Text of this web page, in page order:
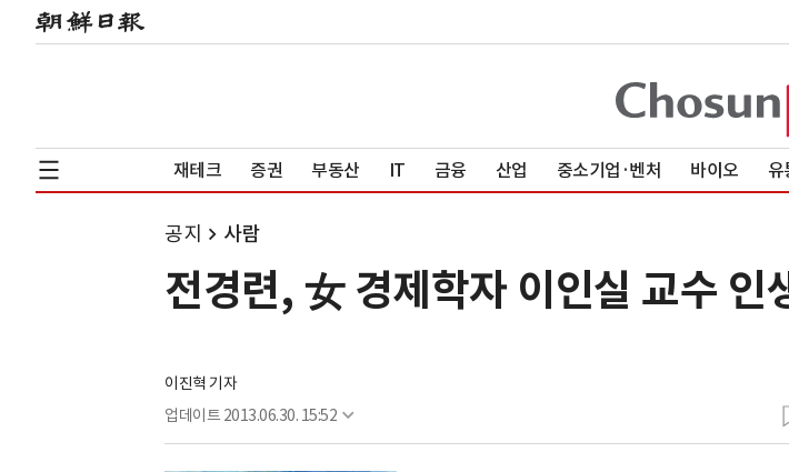
재테크 증권 부동산 IT 금융 산업 중소기업·벤처 바이오 유
공지 사람
전경련, 女 경제학자 이인실 교수 인
이진혁 기자
업데이트 2013.06.30. 15:52